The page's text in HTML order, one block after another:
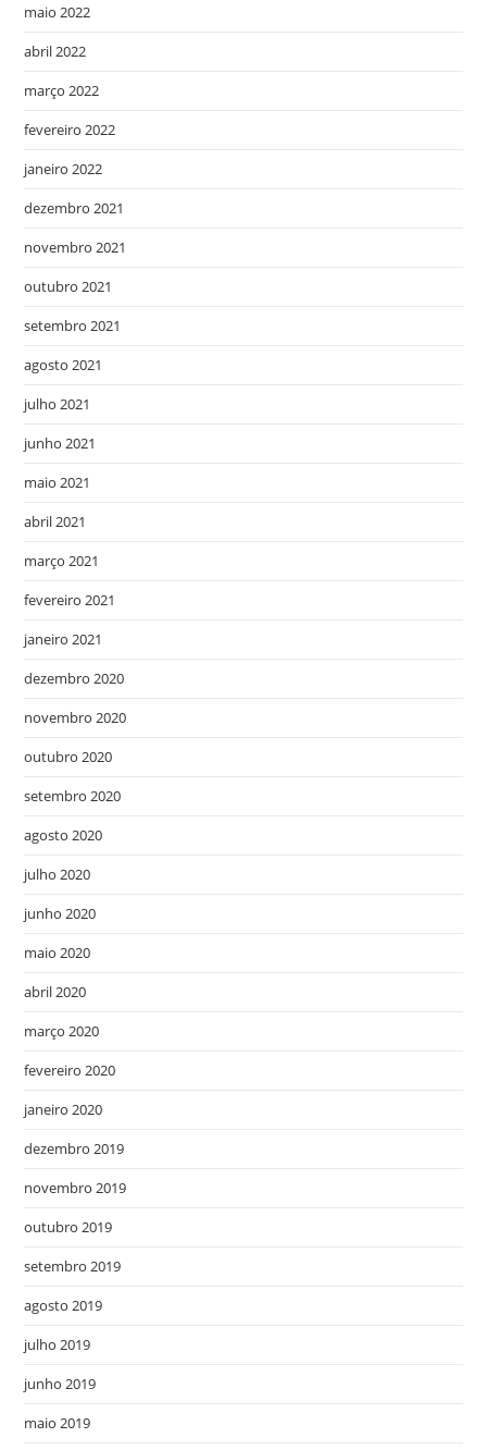
maio 2022
abril 2022
março 2022
fevereiro 2022
janeiro 2022
dezembro 2021
novembro 2021
outubro 2021
setembro 2021
agosto 2021
julho 2021
junho 2021
maio 2021
abril 2021
março 2021
fevereiro 2021
janeiro 2021
dezembro 2020
novembro 2020
outubro 2020
setembro 2020
agosto 2020
julho 2020
junho 2020
maio 2020
abril 2020
março 2020
fevereiro 2020
janeiro 2020
dezembro 2019
novembro 2019
outubro 2019
setembro 2019
agosto 2019
julho 2019
junho 2019
maio 2019